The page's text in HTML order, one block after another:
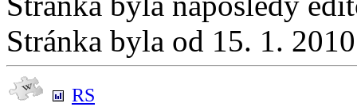
Stránka byla od 15. 1.
RS